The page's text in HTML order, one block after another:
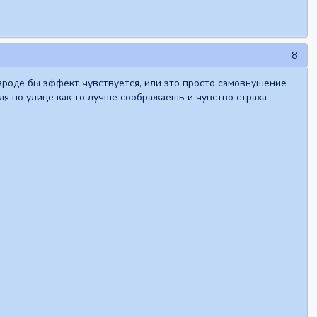
8
бы эффект чувствуется, или это просто самовнушение
по улице как то лучше соображаешь и чувство страха